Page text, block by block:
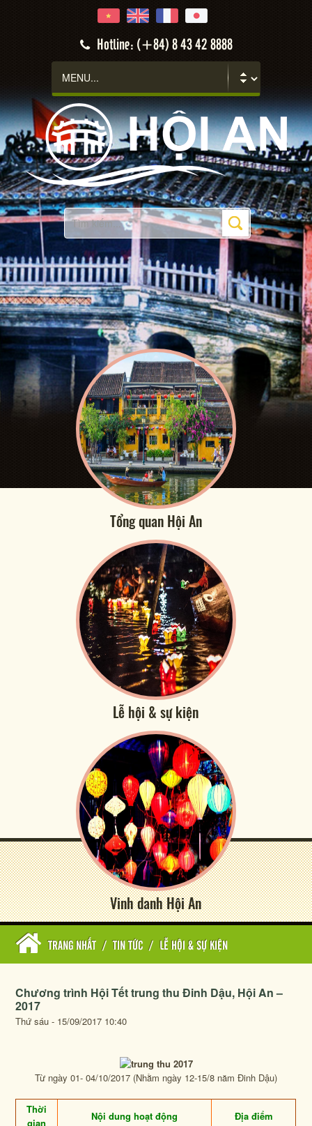
Hotline: (+84) 8 43 42 8888
Tổng quan Hội An
Lễ hội & sự kiện
Vinh danh Hội An
TRANG NHẤT / TIN TỨC / LỄ HỘI & SỰ KIỆN
Chương trình Hội Tết trung thu Đinh Dậu, Hội An –
2017
Thứ sáu - 15/09/2017 10:40
Từ ngày 01- 04/10/2017 (Nhằm ngày 12-15/8 năm Đinh Dậu)
Thời
gian
Nội dung hoạt động Địa điểm